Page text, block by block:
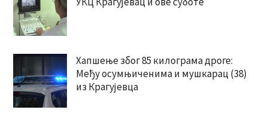
Хапшење због 85 килограма дроге:
Међу осумњиченима и мушкарац (38)
из Крагујевца